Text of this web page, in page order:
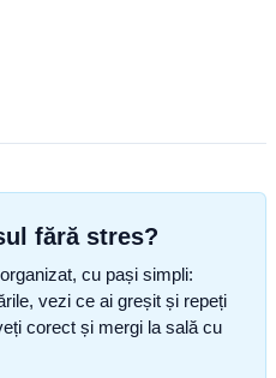
fără stres?
cu pași simpli:
vezi ce ai greșit și repeți
corect și mergi la sală cu